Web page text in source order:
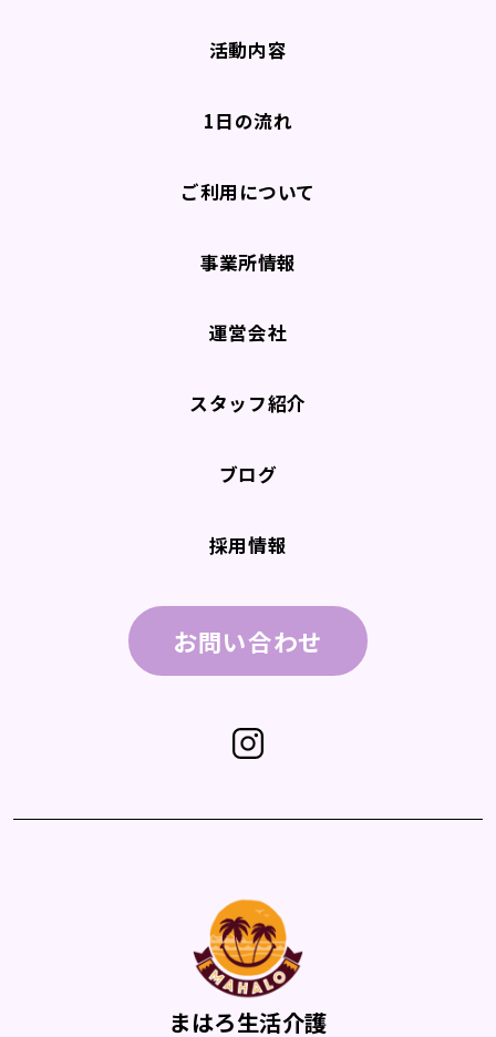
活動内容
1日の流れ
ご利用について
事業所情報
運営会社
スタッフ紹介
ブログ
採用情報
お問い合わせ
まはろ生活介護